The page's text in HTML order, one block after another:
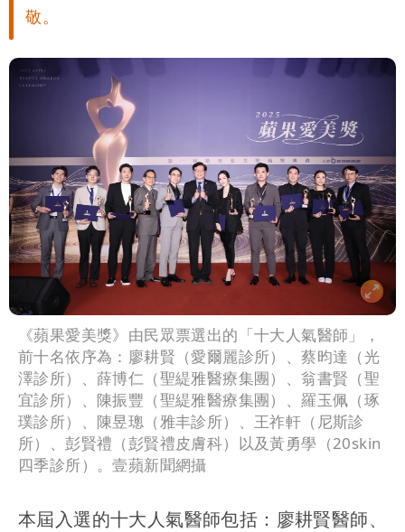
敬。
《蘋果愛美獎》由民眾票選出的「十大人氣醫師」，
前十名依序為：廖耕賢（愛爾麗診所）、蔡昀達（光
澤診所）、薛博仁（聖緹雅醫療集團）、翁書賢（聖
宜診所）、陳振豐（聖緹雅醫療集團）、羅玉佩（琢
璞診所）、陳昱璁（雅丰診所）、王祚軒（尼斯診
所）、彭賢禮（彭賢禮皮膚科）以及黃勇學（20skin
四季診所）。壹蘋新聞網攝
本屆入選的十大人氣醫師包括：廖耕賢醫師、